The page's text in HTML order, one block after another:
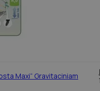
Maxi“ Gravitaciniam